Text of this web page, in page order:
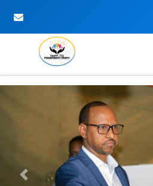
Skip to Main Content
Previous